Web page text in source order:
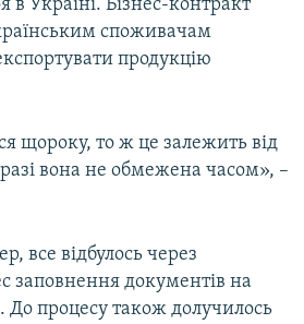
в Україні. Бізнес-контракт
споживачам
продукцію
щороку, то ж це залежить від
вона не обмежена часом», –
все відбулось через
заповнення документів на
До процесу також долучилось